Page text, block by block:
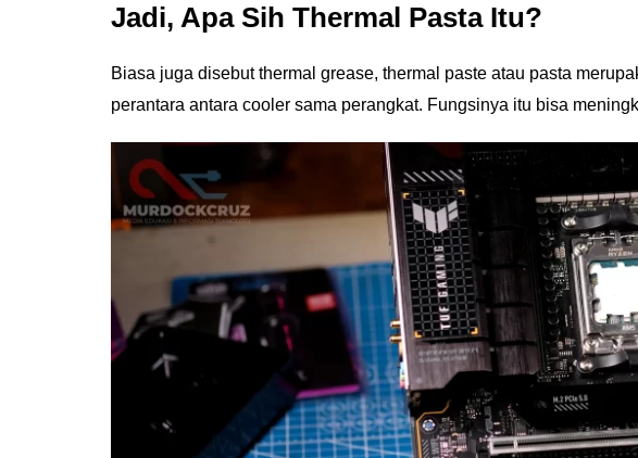
Jadi, Apa Sih Thermal Pasta Itu?
Biasa juga disebut thermal grease, thermal paste atau pasta
perantara antara cooler sama perangkat. Fungsinya itu bisa